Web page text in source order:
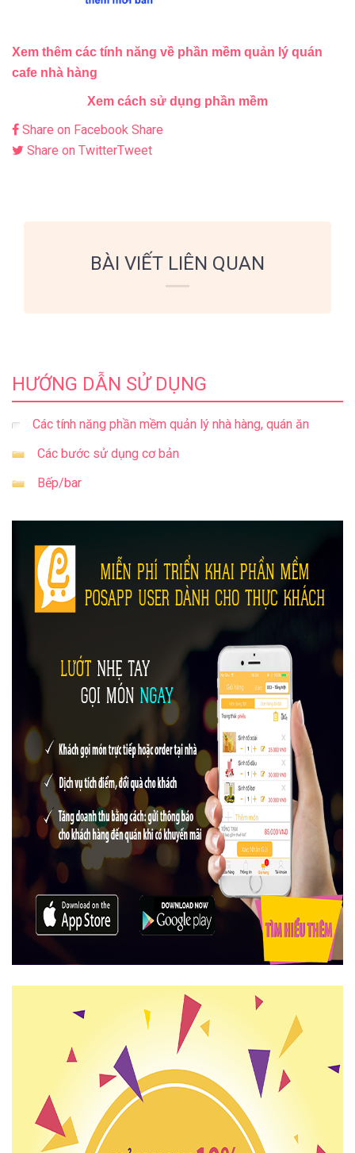
Xem thêm các tính năng về phần mềm quản lý quán
cafe nhà hàng
Xem cách sử dụng phần mềm
Share on Facebook Share
Share on TwitterTweet
BÀI VIẾT LIÊN QUAN
HƯỚNG DẪN SỬ DỤNG
Các tính năng phần mềm quản lý nhà hàng, quán ăn
Các bước sử dụng cơ bản
Bếp/bar